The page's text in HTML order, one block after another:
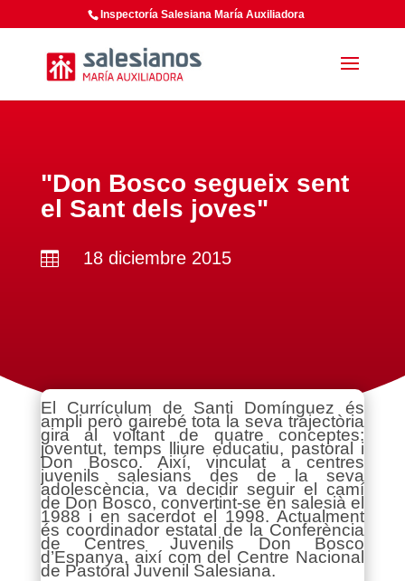
Inspectoría Salesiana María Auxiliadora
"Don Bosco segueix sent
el Sant dels joves"
 18 diciembre 2015
El Currículum de Santi Domínguez és
ampli però gairebé tota la seva trajectòria
gira al voltant de quatre conceptes:
joventut, temps lliure educatiu, pastoral i
Don Bosco. Així, vinculat a centres
juvenils salesians des de la seva
adolescència, va decidir seguir el camí
de Don Bosco, convertint-se en salesià el
1988 i en sacerdot el 1998. Actualment
és coordinador estatal de la Conferència
de Centres Juvenils Don Bosco
d’Espanya, així com del Centre Nacional
de Pastoral Juvenil Salesiana.